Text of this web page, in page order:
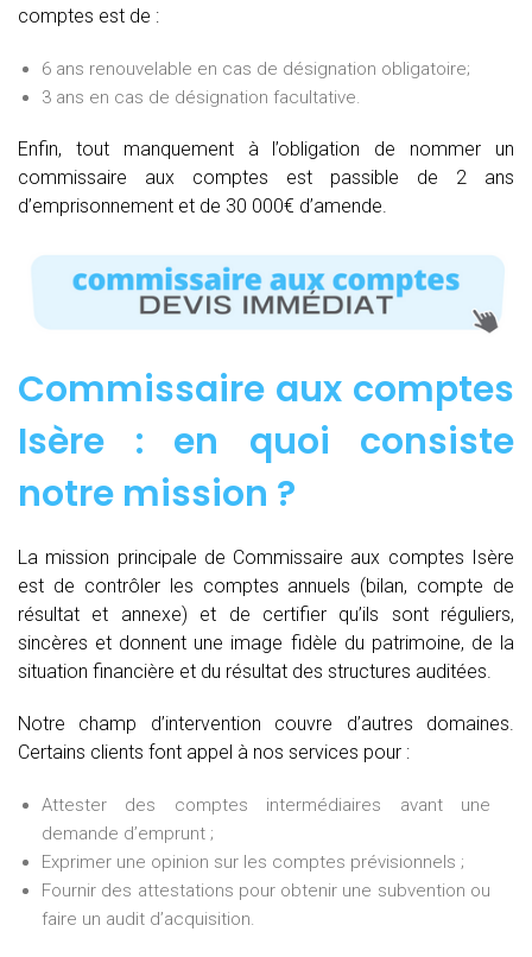
comptes est de :
6 ans renouvelable en cas de désignation obligatoire;
3 ans en cas de désignation facultative.
Enfin, tout manquement à l’obligation de nommer un
commissaire aux comptes est passible de 2 ans
d’emprisonnement et de 30 000€ d’amende.
Commissaire aux comptes
Isère : en quoi consiste
notre mission ?
La mission principale de Commissaire aux comptes Isère
est de contrôler les comptes annuels (bilan, compte de
résultat et annexe) et de certifier qu’ils sont réguliers,
sincères et donnent une image fidèle du patrimoine, de la
situation financière et du résultat des structures auditées.
Notre champ d’intervention couvre d’autres domaines.
Certains clients font appel à nos services pour :
Attester des comptes intermédiaires avant une
demande d’emprunt ;
Exprimer une opinion sur les comptes prévisionnels ;
Fournir des attestations pour obtenir une subvention ou
faire un audit d’acquisition.